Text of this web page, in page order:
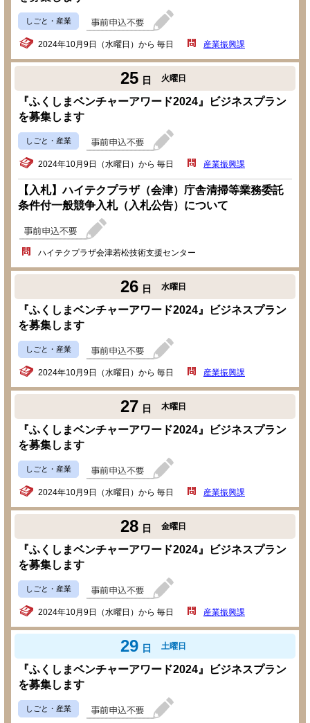
しごと・産業
2024年10月9日（水曜日）から 毎日 産業振興課
25 日 火曜日
『ふくしまベンチャーアワード2024』ビジネスプラン
を募集します
しごと・産業
2024年10月9日（水曜日）から 毎日 産業振興課
【入札】ハイテクプラザ（会津）庁舎清掃等業務委託
条件付一般競争入札（入札公告）について
ハイテクプラザ会津若松技術支援センター
26 日 水曜日
『ふくしまベンチャーアワード2024』ビジネスプラン
を募集します
しごと・産業
2024年10月9日（水曜日）から 毎日 産業振興課
27 日 木曜日
『ふくしまベンチャーアワード2024』ビジネスプラン
を募集します
しごと・産業
2024年10月9日（水曜日）から 毎日 産業振興課
28 日 金曜日
『ふくしまベンチャーアワード2024』ビジネスプラン
を募集します
しごと・産業
2024年10月9日（水曜日）から 毎日 産業振興課
29 日 土曜日
『ふくしまベンチャーアワード2024』ビジネスプラン
を募集します
しごと・産業